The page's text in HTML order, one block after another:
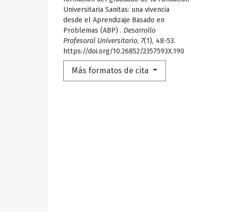
Universitaria Sanitas: una vivencia
desde el Aprendizaje Basado en
Problemas (ABP) . Desarrollo
Profesoral Universitario, 7(1), 48-53.
https://doi.org/10.26852/2357593X.190
Más formatos de cita